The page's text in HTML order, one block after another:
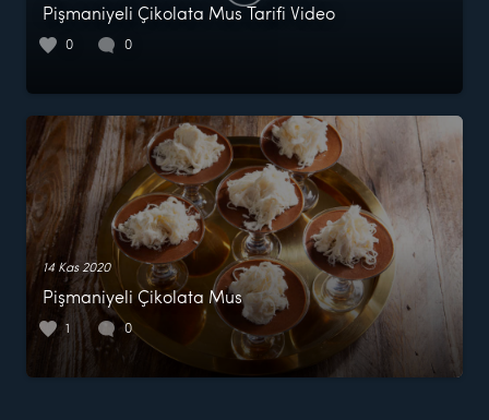
Pişmaniyeli Çikolata Mus Tarifi Video
0 0
14 Kas 2020
Pişmaniyeli Çikolata Mus
1 0